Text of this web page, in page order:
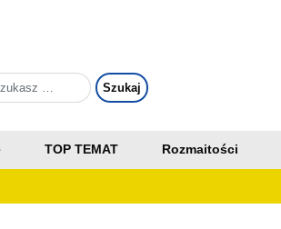
TOP TEMAT Rozmaitości